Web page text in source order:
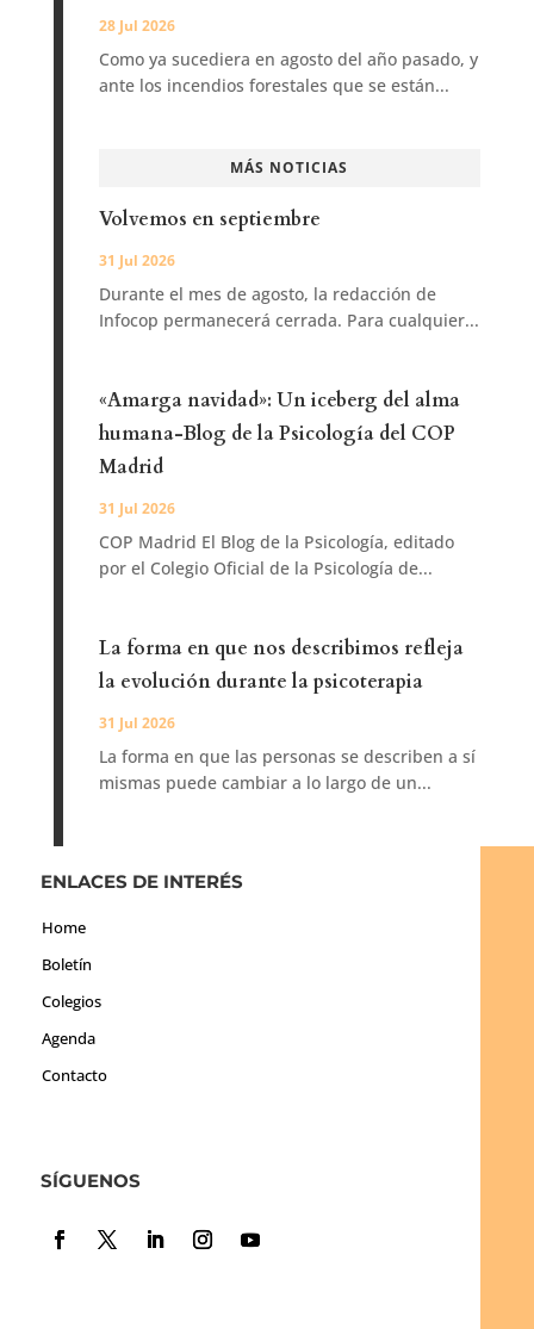
28 Jul 2026
Como ya sucediera en agosto del año pasado, y
ante los incendios forestales que se están...
MÁS NOTICIAS
Volvemos en septiembre
31 Jul 2026
Durante el mes de agosto, la redacción de
Infocop permanecerá cerrada. Para cualquier...
«Amarga navidad»: Un iceberg del alma
humana-Blog de la Psicología del COP
Madrid
31 Jul 2026
COP Madrid El Blog de la Psicología, editado
por el Colegio Oficial de la Psicología de...
La forma en que nos describimos refleja
la evolución durante la psicoterapia
31 Jul 2026
La forma en que las personas se describen a sí
mismas puede cambiar a lo largo de un...
ENLACES DE INTERÉS
Home
Boletín
Colegios
Agenda
Contacto
SÍGUENOS